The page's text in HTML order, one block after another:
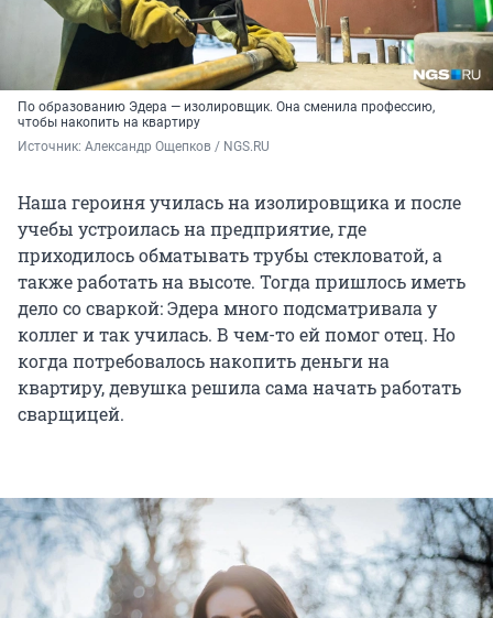
По образованию Эдера — изолировщик. Она сменила профессию,
чтобы накопить на квартиру
Источник: Александр Ощепков / NGS.RU
Наша героиня училась на изолировщика и после
учебы устроилась на предприятие, где
приходилось обматывать трубы стекловатой, а
также работать на высоте. Тогда пришлось иметь
дело со сваркой: Эдера много подсматривала у
коллег и так училась. В чем-то ей помог отец. Но
когда потребовалось накопить деньги на
квартиру, девушка решила сама начать работать
сварщицей.